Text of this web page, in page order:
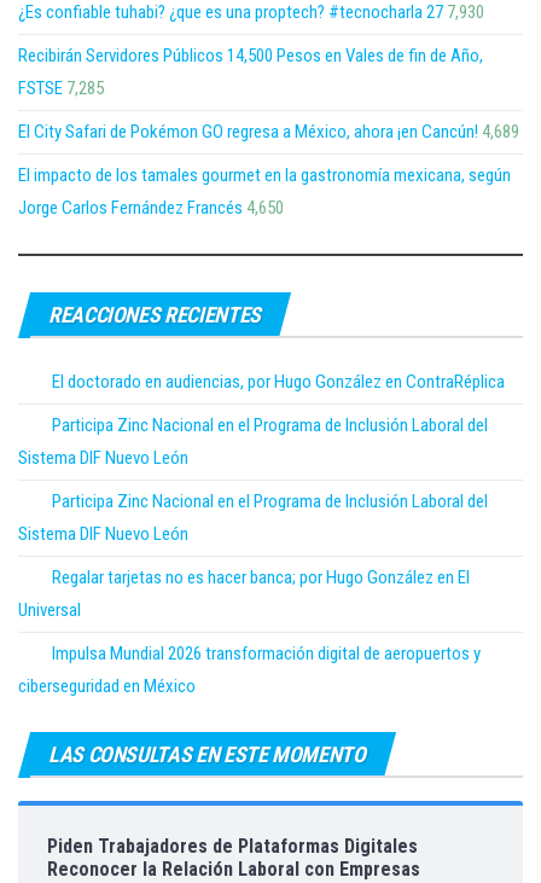
¿Es confiable tuhabi? ¿que es una proptech? #tecnocharla 27 7,930
Recibirán Servidores Públicos 14,500 Pesos en Vales de fin de Año,
FSTSE 7,285
El City Safari de Pokémon GO regresa a México, ahora ¡en Cancún! 4,689
El impacto de los tamales gourmet en la gastronomía mexicana, según
Jorge Carlos Fernández Francés 4,650
REACCIONES RECIENTES
El doctorado en audiencias, por Hugo González en ContraRéplica
Participa Zinc Nacional en el Programa de Inclusión Laboral del
Sistema DIF Nuevo León
Participa Zinc Nacional en el Programa de Inclusión Laboral del
Sistema DIF Nuevo León
Regalar tarjetas no es hacer banca; por Hugo González en El
Universal
Impulsa Mundial 2026 transformación digital de aeropuertos y
ciberseguridad en México
LAS CONSULTAS EN ESTE MOMENTO
Piden Trabajadores de Plataformas Digitales
Reconocer la Relación Laboral con Empresas